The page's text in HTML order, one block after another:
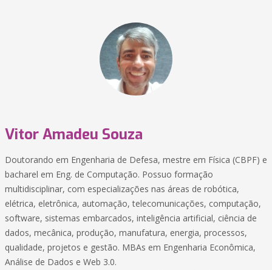
Vitor Amadeu Souza
Doutorando em Engenharia de Defesa, mestre em Física (CBPF) e
bacharel em Eng. de Computação. Possuo formação
multidisciplinar, com especializações nas áreas de robótica,
elétrica, eletrônica, automação, telecomunicações, computação,
software, sistemas embarcados, inteligência artificial, ciência de
dados, mecânica, produção, manufatura, energia, processos,
qualidade, projetos e gestão. MBAs em Engenharia Econômica,
Análise de Dados e Web 3.0.